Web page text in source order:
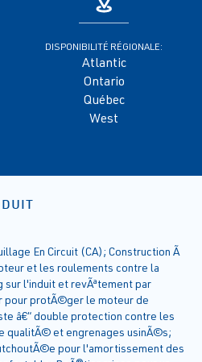
DISPONIBILITÉ RÉGIONALE:
Atlantic
Ontario
Québec
West
En Circuit (CA); Construction Ã
et les roulements contre la
sur l'induit et revÃªtement par
pour protÃ©ger le moteur de
â€“ double protection contre les
qualitÃ© et engrenages usinÃ©s;
pour l'amortissement des